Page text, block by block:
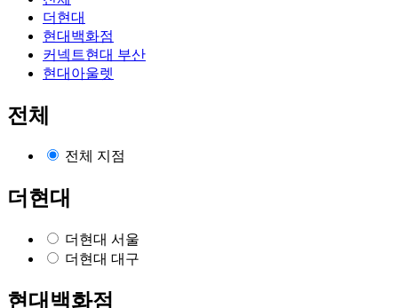
더현대
현대백화점
커넥트현대 부산
현대아울렛
전체
전체 지점
더현대
더현대 서울
더현대 대구
현대백화점